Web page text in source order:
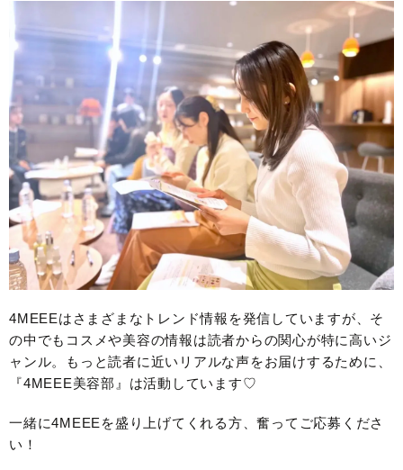
4MEEEはさまざまなトレンド情報を発信していますが、そ
の中でもコスメや美容の情報は読者からの関心が特に高いジ
ャンル。もっと読者に近いリアルな声をお届けするために、
『4MEEE美容部』は活動しています♡
一緒に4MEEEを盛り上げてくれる方、奮ってご応募くださ
い！